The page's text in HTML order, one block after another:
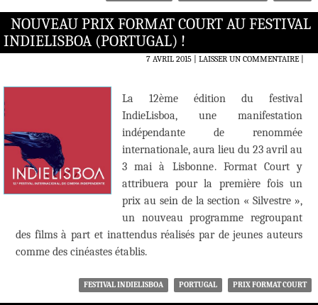
NOUVEAU PRIX FORMAT COURT AU FESTIVAL
INDIELISBOA (PORTUGAL) !
7 AVRIL 2015 LAISSER UN COMMENTAIRE|
La 12ème édition du festival
IndieLisboa, une manifestation
indépendante de renommée
internationale, aura lieu du 23 avril au
3 mai à Lisbonne. Format Court y
attribuera pour la première fois un
prix au sein de la section « Silvestre »,
un nouveau programme regroupant
des films à part et inattendus réalisés par de jeunes auteurs
comme des cinéastes établis.
FESTIVAL INDIELISBOA PORTUGAL PRIX FORMAT COURT